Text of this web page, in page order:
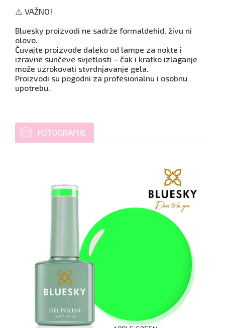
⚠️ VAŽNO!
Bluesky proizvodi ne sadrže formaldehid, živu ni
olovo.
Čuvajte proizvode daleko od lampe za nokte i
izravne sunčeve svjetlosti – čak i kratko izlaganje
može uzrokovati stvrdnjavanje gela.
Proizvodi su pogodni za profesionalnu i osobnu
upotrebu.
FOTOGRAFIJE